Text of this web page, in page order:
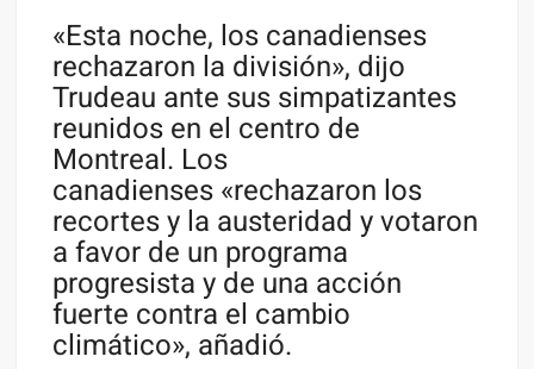
«Esta noche, los canadienses
rechazaron la división», dijo
Trudeau ante sus simpatizantes
reunidos en el centro de
Montreal. Los
canadienses «rechazaron los
recortes y la austeridad y votaron
a favor de un programa
progresista y de una acción
fuerte contra el cambio
climático», añadió.